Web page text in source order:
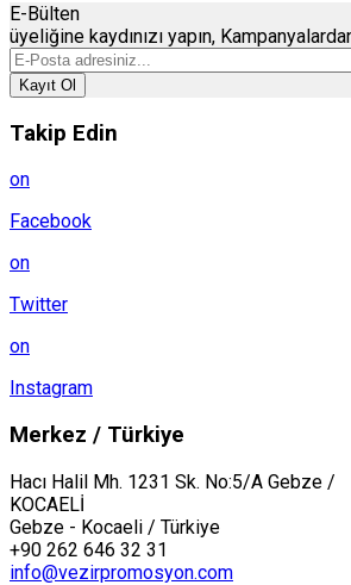
E-Bülten
üyeliğine kaydınızı yapın,
Kayıt Ol
Takip Edin
on
Facebook
on
Twitter
on
Instagram
Merkez / Türkiye
Hacı Halil Mh. 1231 Sk. No:5/A Gebze /
KOCAELİ
Gebze - Kocaeli / Türkiye
+90 262 646 32 31
info@vezirpromosyon.com